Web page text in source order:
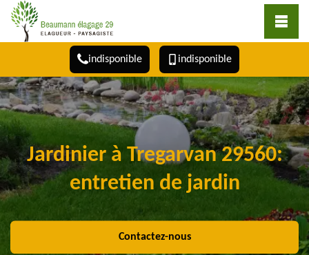
indisponible indisponible
Jardinier à Tregarvan 29560:
entretien de jardin
Contactez-nous